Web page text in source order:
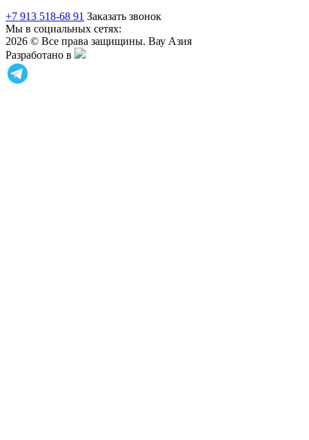
+7 913 518-68 91 Заказать звонок
Мы в социальных сетях:
2026 © Все права защищины. Вау Азия
Разработано в